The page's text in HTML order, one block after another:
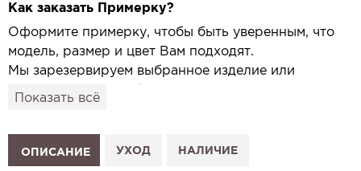
Как заказать Примерку?
Оформите примерку, чтобы быть уверенным, что
модель, размер и цвет Вам подходят.
Мы зарезервируем выбранное изделие или
привезём его в удобный для вас салон и
1. Выберите изделие на сайте.
2. Нажмите «Заказать примерку» и выберите салон.
Показать всё
ОПИСАНИЕ УХОД НАЛИЧИЕ